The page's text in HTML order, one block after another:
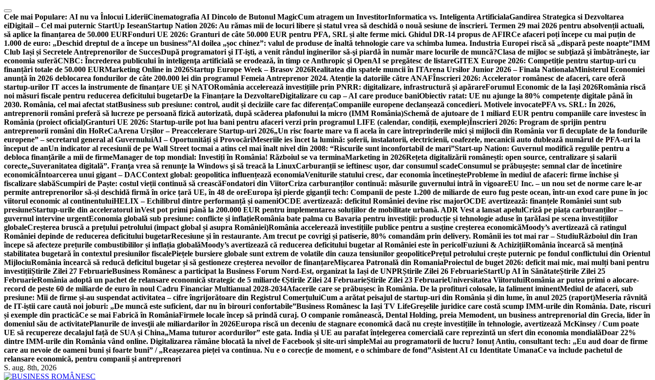
Skip
to
content
Cele mai Populare: AI nu va Înlocui LideriiCinematografia AI Dincolo de Butonul MagicCum atragem un InvestitorInformatica vs. Inteligenta ArtificialaGandirea Strategica si Dezvoltarea
eiDigitail – Cel mai puternic StartUp IeseanStartup Nation 2026: Au rămas mii de locuri libere și statul vrea să deschidă o nouă sesiune de înscrieri. Termen 29 mai 2026 pentru absolvenții actuali,
să aplice la finanțarea de 50.000 EURFonduri UE 2026: Granturi de câte 50.000 EUR pentru PFA, SRL și alte ferme mici. Ghidul DR-14 propus de AFIRCe afaceri poți începe cu mai puțin de
1.000 de euro: „Deschid dreptul de a începe un business”Al doilea „șoc chinez”: valul de produse de înaltă tehnologie care va schimba lumea. Industria Europei riscă să „dispară peste noapte”IMM
Club Iași și Secretele Antreprenorilor de SuccesDupă programatori şi IT-işti, a venit rândul inginerilor să-şi piardă în număr mare locurile de muncă?Clasa de mijloc se subţiază şi îmbătrâneşte, iar
economia suferăCNBC: Încrederea publicului în inteligenţa artificială se erodează, în timp ce Anthropic şi OpenAI se pregătesc de listareGITEX Europe 2026: Competiție pentru startup-uri cu
finanțări totale de 50.000 EURMarketing Online in 2026Startup Europe Week – Brasov 2026Realitatea din spatele muncii în ITArena Ursilor Junior 2026 – Finala NationalaMinisterul Economiei
anunță în 2026 deblocarea fondurilor de câte 200.000 lei din programul Femeia Antreprenor 2024. Atenție la datoriile către ANAFÎnscrieri 2026: Accelerator românesc de afaceri, care oferă
startup-urilor IT acces la instrumente de finanțare UE și NATORomânia accelerează investițiile prin PNRR: digitalizare, infrastructură și apărareForumul Economic de la Iași 2026România riscă
noi măsuri fiscale pentru reducerea deficitului bugetarDe la Finanțare la DezvoltareDigitalizare cu cap – AI care produce baniObiectiv ratat: UE nu ajunge la 80% competențe digitale până în
2030. România, cel mai afectat statBusiness sub presiune: control, audit și deciziile care fac diferențaCompaniile europene declanșează concedieri. Motivele invocatePFA vs. SRL: În 2026,
antreprenorii români preferă să lucreze pe persoană fizică autorizată, după scăderea plafonului la micro (IMM România)Schemă de ajutoare de 1 miliard EUR pentru companiile care investesc în
România (proiect oficial)Granturi UE 2026: Startup-urile pot lua bani pentru afaceri verzi prin programul LIFE (calendar, condiții, exemple)Înscrieri 2026: Program de sprijin pentru
antreprenorii români din HoReCaArena Urșilor – Preaccelerare Startup-uri 2026„Un risc foarte mare va fi acela în care întreprinderile mici și mijlocii din România vor fi decuplate de la fondurile
europene” – secretarul general al GuvernuluiAI – Oportunități și ProvocăriMeseriile ies încet la lumină: şoferii, instalatorii, electricienii, coafezele, mecanicii auto dublează numărul de PFA-uri la
început de anUn indicator al recesiunii de pe Wall Street tocmai a atins cel mai înalt nivel din 2008: “Riscurile sunt inconfortabil de mari”Start-up Nation: Guvernul modifică regulile pentru a
debloca finanțările a mii de firmeManager de top mondial: Investiți în România! Războiul se va terminaMarketing in 2026Rețeta digitalizării românești: open source, centralizare și salarii
corecte„Suveranitatea digitală”. Franţa vrea să renunţe la Windows şi să treacă la LinuxCarburanții se ieftinesc ușor, dar consumul scadeConsumul se prăbușește: semnal clar de încetinire
economicăÎntoarcerea unui gigant – DACContext global: geopolitica influențează economiaVeniturile statului cresc, dar economia încetineșteProbleme în mediul de afaceri: firme închise și
fiscalizare slabăScumpiri de Paște: costul vieții continuă să creascăFondatori din ViitorCriza carburanților continuă: măsurile guvernului intră în vigoareEU Inc. – un nou set de norme care le-ar
permite antreprenorilor să-și deschidă firmă în orice țară UE, în 48 de oreEuropa îşi pierde giganţii tech: Companii de peste 1.200 de miliarde de euro fug peste ocean, într-un exod care pune în joc
viitorul economic al continentuluiHELIX – Echilibrul dintre performanță și oameniOCDE avertizează: deficitul României devine risc majorOCDE avertizează: finanțele României sunt sub
presiuneStartup-urile din acceleratorul inVest pot primi până la 200.000 EUR pentru implementarea soluțiilor de mobilitate urbană. ADR Vest a lansat apelulCriză pe piața carburanților –
guvernul intervine urgentEconomia globală sub presiune: conflicte și inflațieRomânia bate palma cu Bavaria pentru investiții: producție și tehnologie aduse în țarăIasi pe scena investițiilor
globaleCreșterea bruscă a prețului petrolului (impact global și asupra României)România accelerează investițiile publice pentru a susține creșterea economicăMoody’s avertizează că ratingul
României depinde de reducerea deficitului bugetarRecesiune și în restaurante. Am trecut pe covrigi și patiserie, 80% comandăm prin delivery. Românii ies tot mai rar – StudiuRăzboiul din Iran
începe să afecteze prețurile combustibililor și inflația globalăMoody’s avertizează că reducerea deficitului bugetar al României este în pericolFuziuni & AchizițiiRomânia încearcă să mențină
stabilitatea bugetară în contextul presiunilor fiscalePiețele bursiere globale sunt extrem de volatile din cauza tensiunilor geopoliticePrețul petrolului crește puternic pe fondul conflictului din Orientul
MijlociuRomânia încearcă să reducă deficitul bugetar și să gestioneze creșterea nevoilor de finanțareMișcarea Patronală din RomaniaProiectul de buget 2026: deficit mai mic, mai mulți bani pentru
investițiiȘtirile Zilei 27 FebruarieBusiness Românesc a participat la Business Forum Nord-Est, organizat la Iași de UNPRȘtirile Zilei 26 FebruarieStartUp AI în SănătateȘtirile Zilei 25
FebruarieRomânia adoptă un pachet de relansare economică strategic de 5 miliarde €Știrile Zilei 24 FebruarieȘtirile Zilei 23 FebruarieUniversitatea ViitoruluiRomânia ar putea primi o alocare-
record de peste 60 de miliarde de euro în noul Cadru Financiar Multianual 2028-2034Afacerile care se prăbușesc în România. De la profituri colosale, la faliment iminentMediul de afaceri, sub
presiune: Mii de firme și-au suspendat activitatea – cifre îngrijorătoare din Registrul ComerțuluiCum a arătat peisajul de startup-uri din România și din lume, în anul 2025 (raport)Meseria râvnită
de IT-iștii care caută noi joburi: „De muncă este suficient, dar nu în birouri confortabile”Business Românesc la Iași TV LifeGreșelile juridice care costă scump IMM-urile din România. Date, riscuri
și exemple din practicăCe se mai Fabrică în RomâniaFirmele locale încep să prindă curaj. O companie românească, Dental Holding, preia Memodent, un business antreprenorial din Grecia, lider în
domeniul său de activitatePlanurile de invesţii ale miliardarilor în 2026Europa riscă un deceniu de stagnare economică dacă nu crește investițiile în tehnologie, avertizează McKinsey / Cum poate
UE să recupereze decalajul față de SUA și China„Mama tuturor acordurilor” este gata. India și UE au parafat înțelegerea comercială care reprezintă un sfert din economia mondialăDoar 22%
dintre IMM-urile din România vând online. Digitalizarea rămâne blocată la nivel de Facebook și site-uri simpleMai au programatorii de lucru? Ionuț Antiu, consultant tech: „Eu aud doar de firme
care au nevoie de oameni buni și foarte buni” / „Reașezarea pieței va continua. Nu e o corecție de moment, e o schimbare de fond”Asistent AI cu Identitate UmanaCe va include pachetul de
relansare economică, pentru companii și antreprenori
S. aug. 8th, 2026